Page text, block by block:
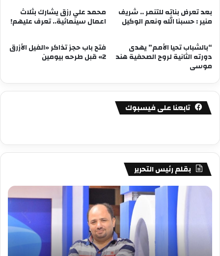
بعد تعرض بناته للتنمر .. شريف
منير : حسبنا الله ونعم الوكيل
محمد علي رزق يشارك بثلاث
اعمال سينمائية.. تعرف عليهم!
“بالشباب تحيا الأمم” يهدى
دورته الثانية لروح الصحفية هند
موسى
فتح باب حجز تذاكر «الفيل الأزرق
2» قبل طرحه بيومين
تابعنا على فيسبوك
بقلم رئيس التحرير
مصطفى
….